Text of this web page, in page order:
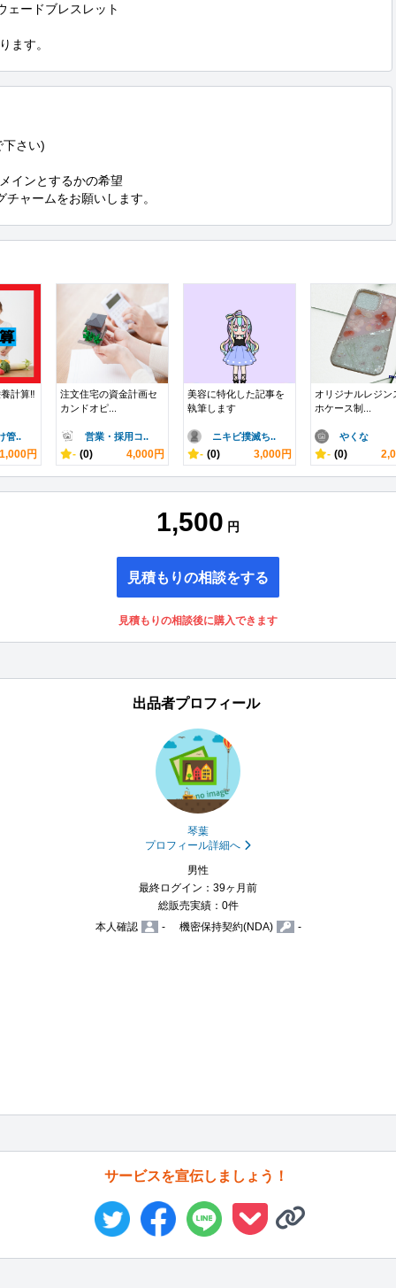
ェードブレスレット
ます。
下さい)
インとするかの希望
ャームをお願いします。
計算‼
管..
1,000円
注文住宅の資金計画セ
カンドオピ...
営業・採用コ..
- (0) 4,000円
美容に特化した記事を
執筆します
ニキビ撲滅ち..
- (0) 3,000円
オリジナルレジン
ホケース制...
やくな
- (0)
1,500 円
見積もりの相談をする
見積もりの相談後に購入できます
出品者プロフィール
琴葉
プロフィール詳細へ
男性
最終ログイン：39ヶ月前
総販売実績：0件
本人確認
- 機密保持契約(NDA) -
サービスを宣伝しましょう！